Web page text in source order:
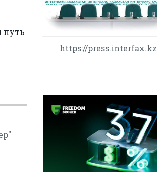
путь
https://press.interfax.kz